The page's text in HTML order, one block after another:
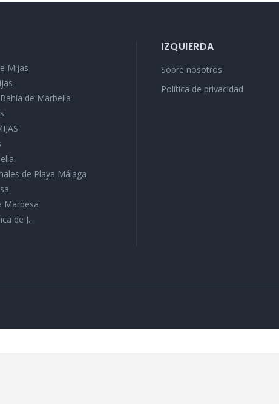
Mijas
de Marbella
de Playa Málaga
Marbesa
de J...
IZQUIERDA
Sobre nosotros
Política de privacidad